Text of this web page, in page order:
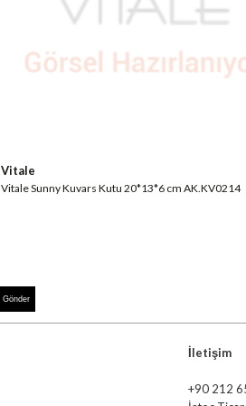
Vitale
Vitale Sunny Kuvars Kutu 20*13*6 cm AK.KV0214
İletişim
+90 212